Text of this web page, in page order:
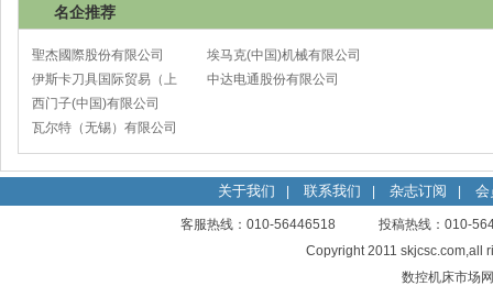
名企推荐
聖杰國際股份有限公司
伊斯卡刀具国际贸易（上
海）有限公司
西门子(中国)有限公司
瓦尔特（无锡）有限公司
埃马克(中国)机械有限公司
太仓分公司
中达电通股份有限公司
关于我们 联系我们 杂志订阅 会
客服热线：010-56446518 投稿热线：
Copyright 2011
数控机床市场网